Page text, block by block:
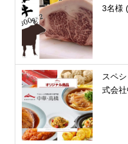
3名様 (
スペ
式会社